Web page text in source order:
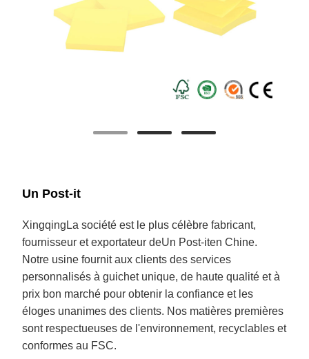
Un Post-it
Xingqing La société est le plus célèbre fabricant,
fournisseur et exportateur deUn Post-iten Chine.
Notre usine fournit aux clients des services
personnalisés à guichet unique, de haute qualité et à
prix bon marché pour obtenir la confiance et les
éloges unanimes des clients. Nos matières premières
sont respectueuses de l'environnement, recyclables et
conformes au FSC.